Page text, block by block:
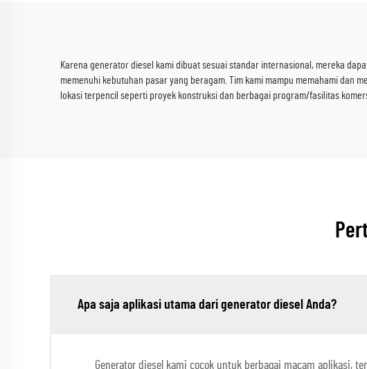
Karena generator diesel kami dibuat sesuai standar internasional, mereka
memenuhi kebutuhan pasar yang beragam. Tim kami mampu memahami dan
lokasi terpencil seperti proyek konstruksi dan berbagai program/fasilitas
Apa saja aplikasi utama dari generator diesel Anda?
Generator diesel kami cocok untuk berbagai macam aplikasi,